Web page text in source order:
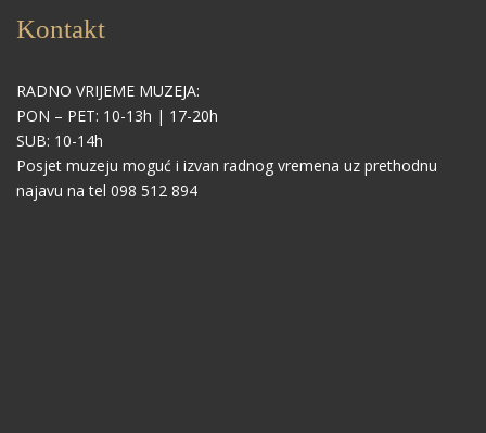
Kontakt
RADNO VRIJEME MUZEJA:
PON – PET: 10-13h | 17-20h
SUB: 10-14h
Posjet muzeju moguć i izvan radnog vremena uz prethodnu
najavu na tel 098 512 894